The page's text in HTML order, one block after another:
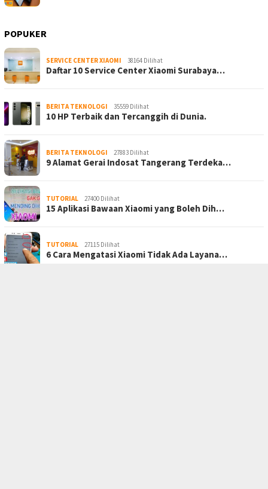
POPUKER
SERVICE CENTER XIAOMI 38164 Dilihat
Daftar 10 Service Center Xiaomi Surabaya…
BERITA TEKNOLOGI 35559 Dilihat
10 HP Terbaik dan Tercanggih di Dunia.
BERITA TEKNOLOGI 27883 Dilihat
9 Alamat Gerai Indosat Tangerang Terdeka…
TUTORIAL 27400 Dilihat
15 Aplikasi Bawaan Xiaomi yang Boleh Dih…
TUTORIAL 27115 Dilihat
6 Cara Mengatasi Xiaomi Tidak Ada Layana…